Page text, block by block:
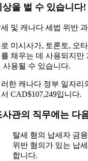
상을 벌 수 있습니다!
및 캐나다 세법 위반
미시사가, 토론토, 오
채우는 데 사용되지만
사용될 수 있습니다.
한 캐나다 정부 일자리
CAD$107,249입니다.
사관의 직무에는 다
탈세 혐의 납세자 금
위반 혐의가 있는 납
합니다.